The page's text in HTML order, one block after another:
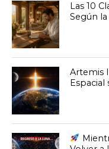
Las 10
Según
Artemis
Espacial